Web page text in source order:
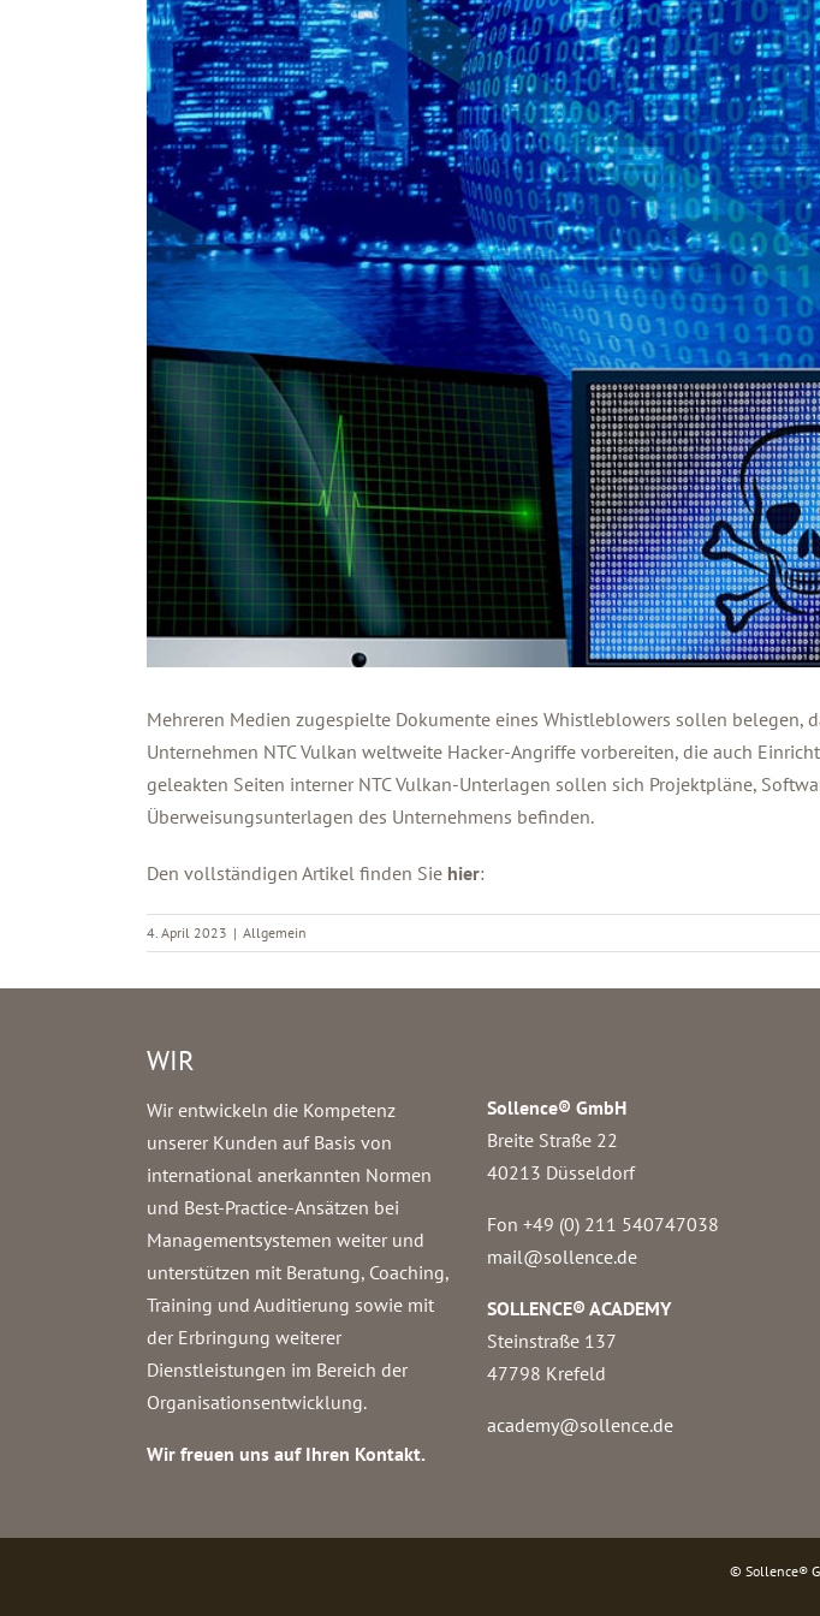
Mehreren Medien zugespielte Dokumente eines Whistleblowers sollen belegen,
Unternehmen NTC Vulkan weltweite Hacker-Angriffe vorbereiten, die auch
geleakten Seiten interner NTC Vulkan-Unterlagen sollen sich Projektpläne,
Überweisungsunterlagen des Unternehmens befinden.
Den vollständigen Artikel finden Sie hier:
4. April 2023 | Allgemein
WIR
Wir entwickeln die Kompetenz
unserer Kunden auf Basis von
international anerkannten Normen
und Best-Practice-Ansätzen bei
Managementsystemen weiter und
unterstützen mit Beratung, Coaching,
Training und Auditierung sowie mit
der Erbringung weiterer
Dienstleistungen im Bereich der
Organisationsentwicklung.
Wir freuen uns auf Ihren Kontakt.
Sollence® GmbH
Breite Straße 22
40213 Düsseldorf
Fon +49 (0) 211 540747038‬
mail@sollence.de
SOLLENCE® ACADEMY
Steinstraße 137
47798 Krefeld
academy@sollence.de
© Sollence®